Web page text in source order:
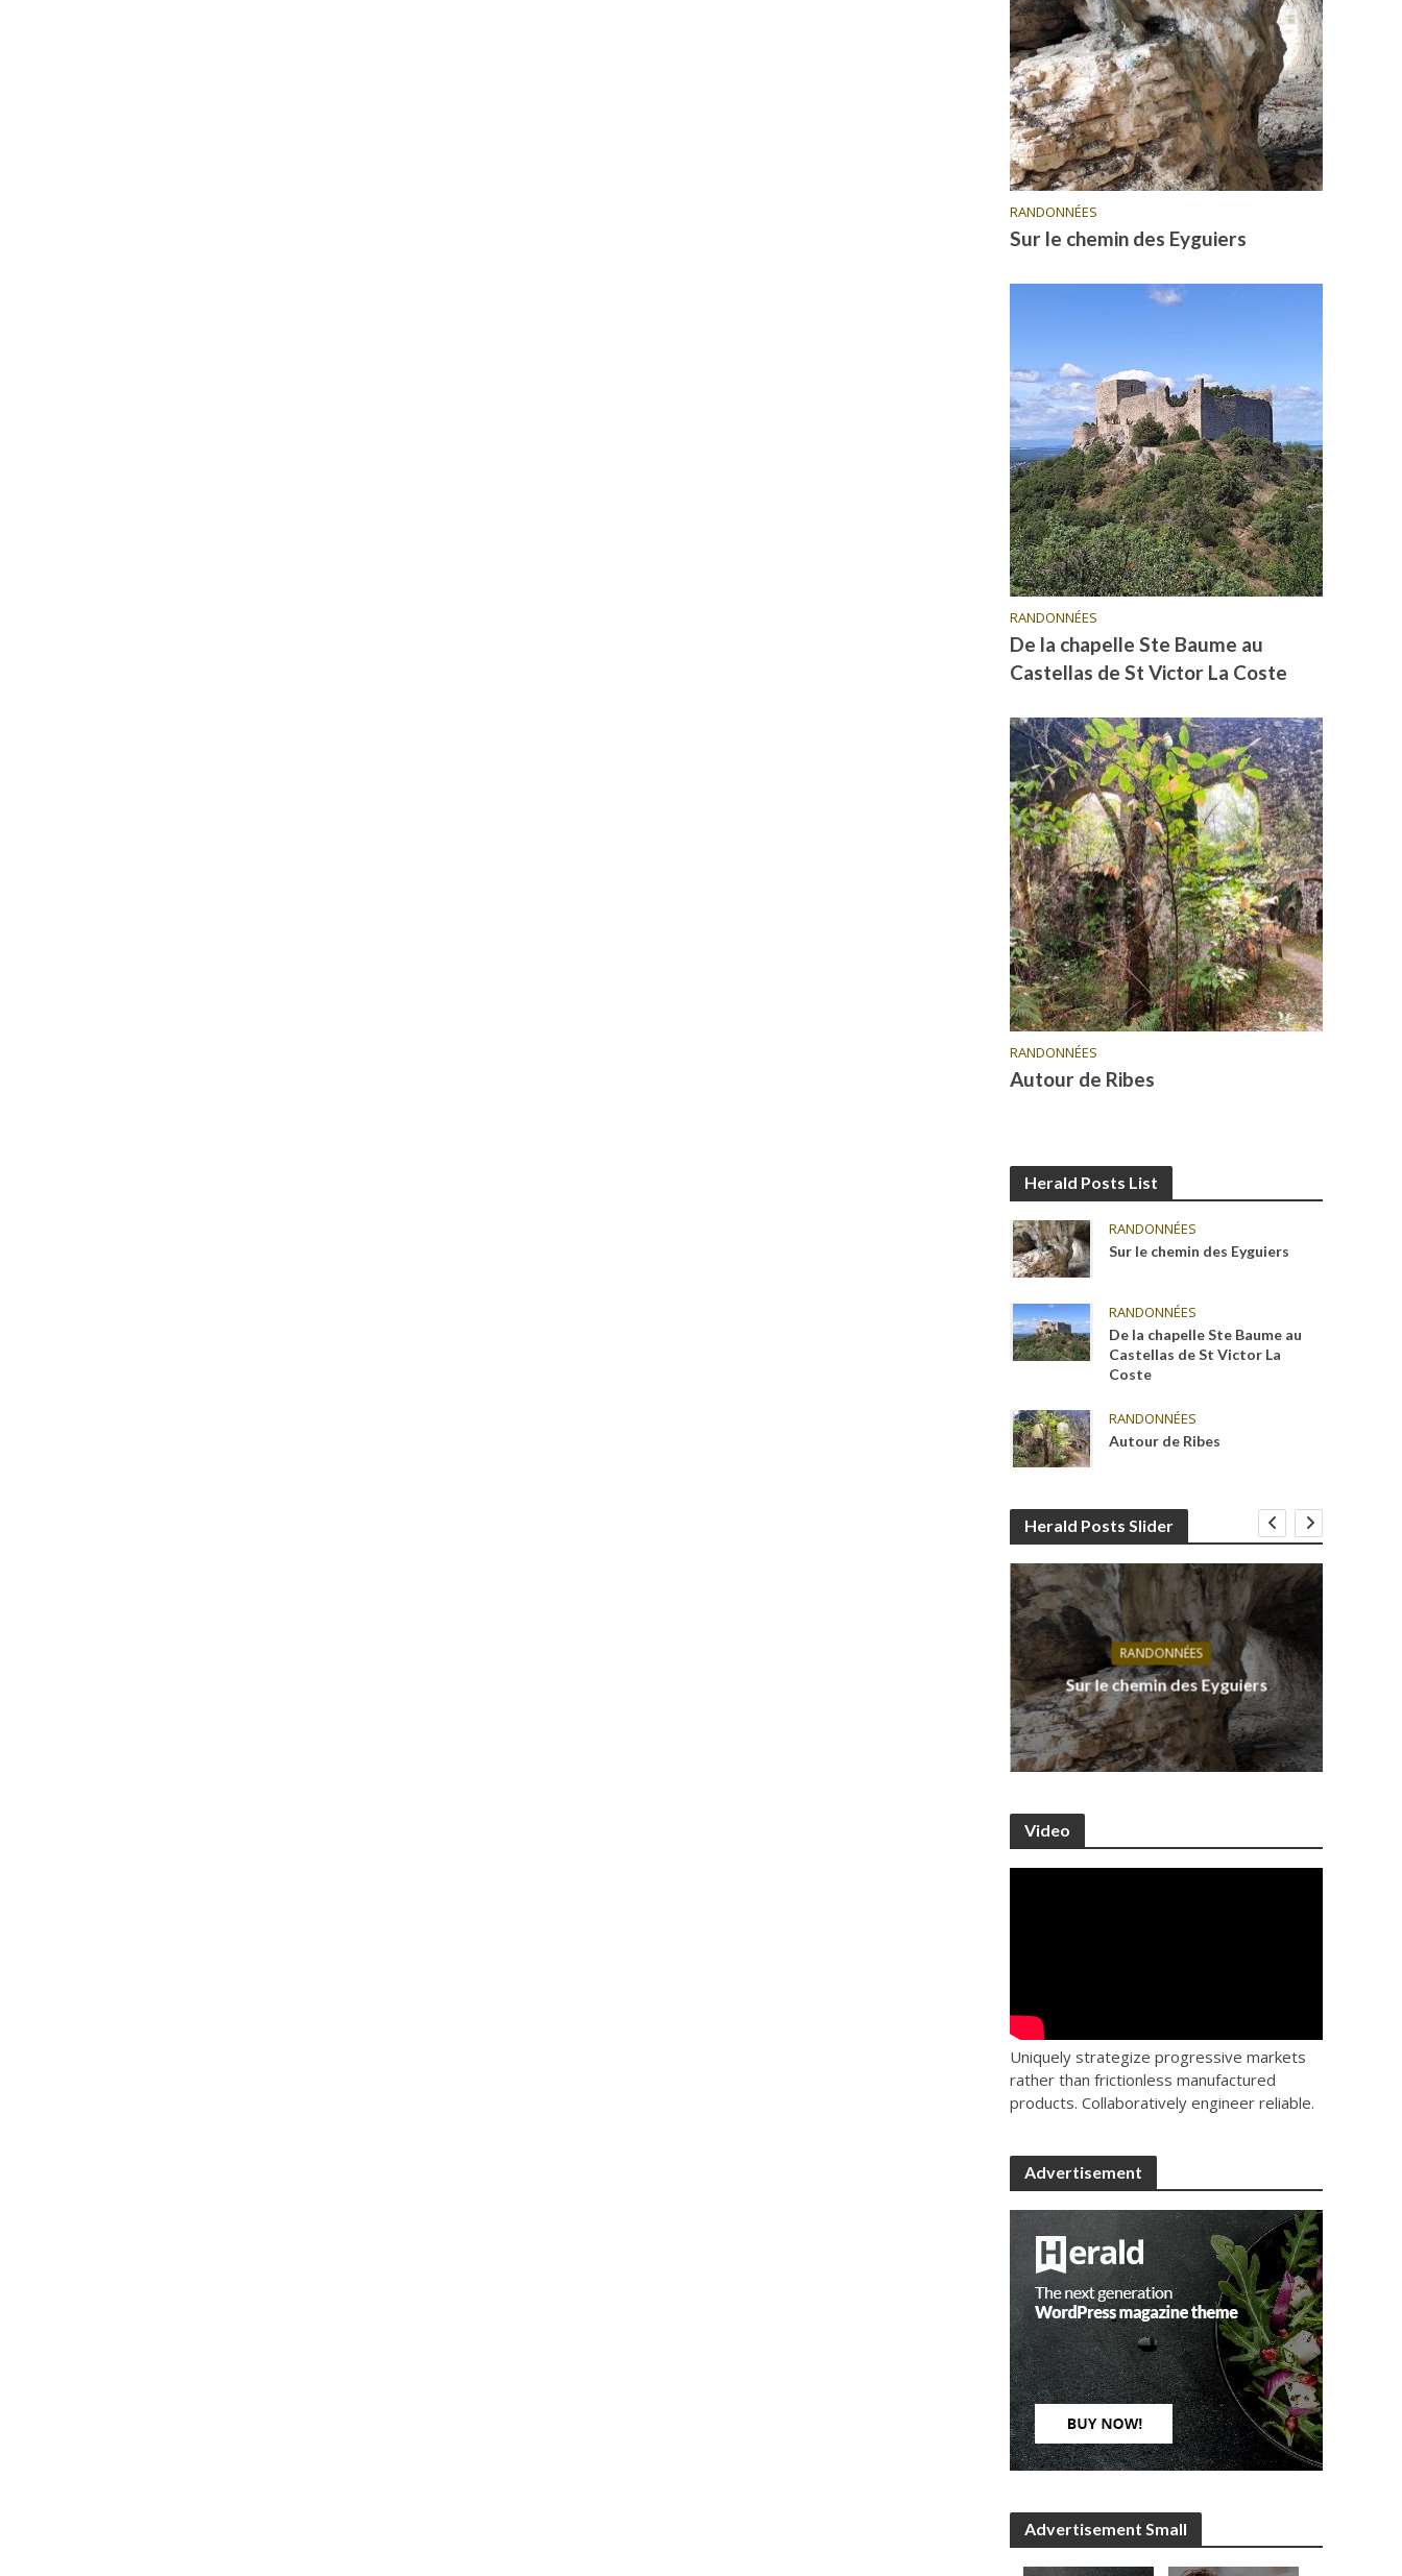
RANDONNÉES
Sur le chemin des Eyguiers
RANDONNÉES
De la chapelle Ste Baume au
Castellas de St Victor La Coste
RANDONNÉES
Autour de Ribes
Herald Posts List
RANDONNÉES
Sur le chemin des Eyguiers
RANDONNÉES
De la chapelle Ste Baume au
Castellas de St Victor La
Coste
RANDONNÉES
Autour de Ribes
Herald Posts Slider
RANDONNÉES
Sur le chemin des Eyguiers
Video
Uniquely strategize progressive markets
rather than frictionless manufactured
products. Collaboratively engineer reliable.
Advertisement
Advertisement Small